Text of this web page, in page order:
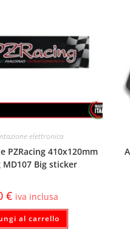
elettronica
PZRacing 410x120mm
MD107 Big sticker
€ iva inclusa
al carrello